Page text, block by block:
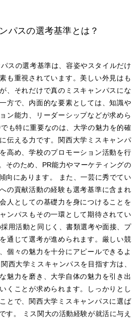
パスの選考基準とは？
スの選考基準は、容姿やスタイルだけ
も重視されています。美しい外見はも
、それだけで真のミスキャンパスにな
方で、内面的な要素としては、知識や
ン能力、リーダーシップなどが求めら
も特に重要なのは、大学の魅力を的確
伝える力です。関西大学ミスキャンパ
高め、学校のプロモーション活動を行
そのため、PR能力やマーケティングの
向にあります。 また、一芸に秀でてい
の貢献活動の経験も選考基準に含まれ
人としての基礎力を身につけることを
ンパスもその一環として期待されてい
用活動と同じく、書類選考や面接、プ
通じて選考が進められます。厳しい競
個々の魅力を十分にアピールできるよ
西大学ミスキャンパスを目指す方は、
魅力を磨き、大学自体の魅力を引き出
くことが求められます。しっかりとし
とで、関西大学ミスキャンパスに選ば
す。 ミス関大の活動経験が就活に与え